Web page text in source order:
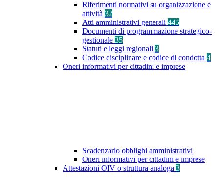
Riferimenti normativi su organizzazione e
attività 32
Atti amministrativi generali 445
Documenti di programmazione strategico-
gestionale 35
Statuti e leggi regionali 3
Codice disciplinare e codice di condotta 4
Oneri informativi per cittadini e imprese
Scadenzario obblighi amministrativi
Oneri informativi per cittadini e imprese
Attestazioni OIV o struttura analoga 3